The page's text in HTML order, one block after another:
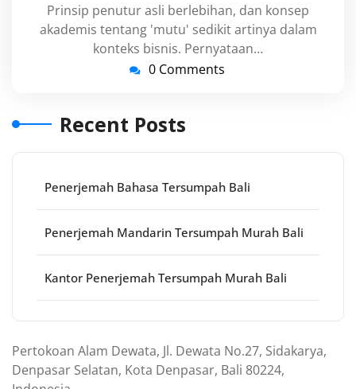
Prinsip penutur asli berlebihan, dan konsep
akademis tentang 'mutu' sedikit artinya dalam
konteks bisnis. Pernyataan…
0 Comments
Recent Posts
Penerjemah Bahasa Tersumpah Bali
Penerjemah Mandarin Tersumpah Murah Bali
Kantor Penerjemah Tersumpah Murah Bali
Pertokoan Alam Dewata, Jl. Dewata No.27, Sidakarya,
Denpasar Selatan, Kota Denpasar, Bali 80224,